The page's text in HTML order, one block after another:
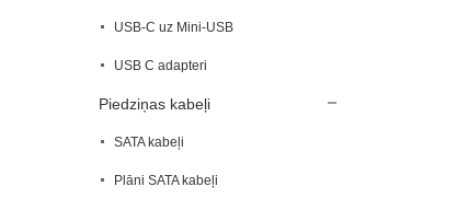
USB-C uz Mini-USB
USB C adapteri
Piedziņas kabeļi
SATA kabeļi
Plāni SATA kabeļi